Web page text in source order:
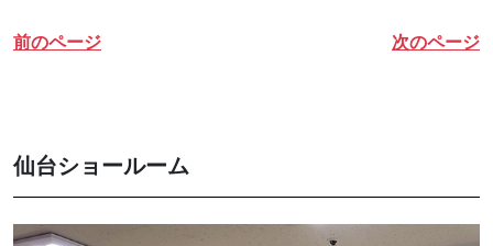
前のページ 次のページ
仙台ショールーム